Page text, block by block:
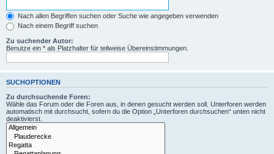
Nach allen Begriffen suchen oder Suche wie angegeben verwenden
Nach einem Begriff suchen
Zu suchender Autor:
Benutze ein * als Platzhalter für teilweise Übereinstimmungen.
SUCHOPTIONEN
Zu durchsuchende Foren:
Wähle das Forum oder die Foren aus, in denen gesucht werden soll. Unterforen werden
automatisch mit durchsucht, sofern du die Option „Unterforen durchsuchen“ unten nicht
deaktivierst.